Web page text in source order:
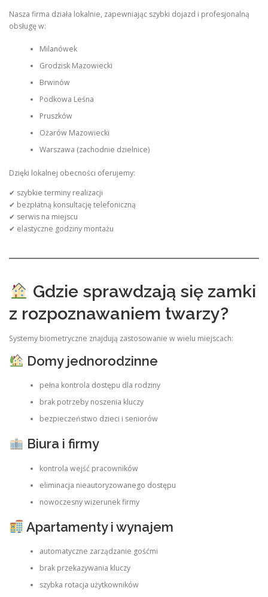
Nasza firma działa lokalnie, zapewniając szybki dojazd i profesjonalną
obsługę w:
Milanówek
Grodzisk Mazowiecki
Brwinów
Podkowa Leśna
Pruszków
Ożarów Mazowiecki
Warszawa (zachodnie dzielnice)
Dzięki lokalnej obecności oferujemy:
✔ szybkie terminy realizacji
✔ bezpłatną konsultację telefoniczną
✔ serwis na miejscu
✔ elastyczne godziny montażu
Gdzie sprawdzają się zamki
z rozpoznawaniem twarzy?
Systemy biometryczne znajdują zastosowanie w wielu miejscach:
Domy jednorodzinne
pełna kontrola dostępu dla rodziny
brak potrzeby noszenia kluczy
bezpieczeństwo dzieci i seniorów
Biura i firmy
kontrola wejść pracowników
eliminacja nieautoryzowanego dostępu
nowoczesny wizerunek firmy
Apartamenty i wynajem
automatyczne zarządzanie gośćmi
brak przekazywania kluczy
szybka rotacja użytkowników